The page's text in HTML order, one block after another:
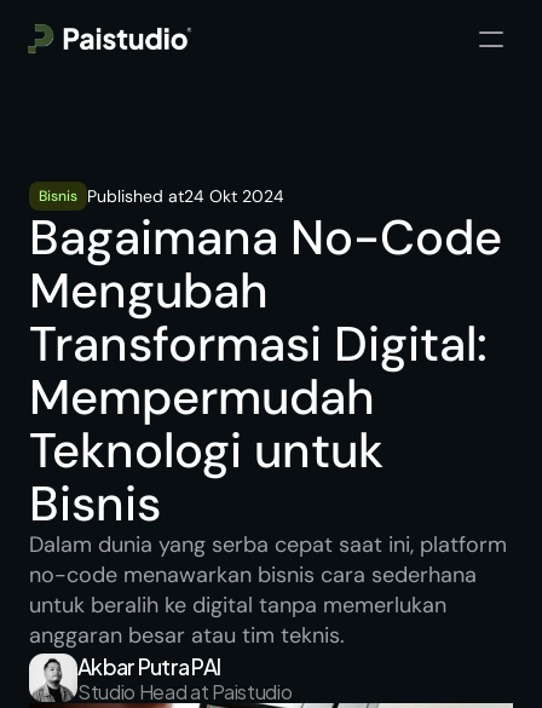
Bisnis Published at24 Okt 2024
Bagaimana No-Code
Mengubah
Transformasi Digital:
Mempermudah
Teknologi untuk
Bisnis
Dalam dunia yang serba cepat saat ini, platform
no-code menawarkan bisnis cara sederhana
untuk beralih ke digital tanpa memerlukan
anggaran besar atau tim teknis.
Akbar Putra PAI
Studio Head at Paistudio